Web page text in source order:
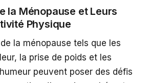
la Ménopause et Leurs
Physique
la ménopause tels que les
la prise de poids et les
peuvent poser des défis